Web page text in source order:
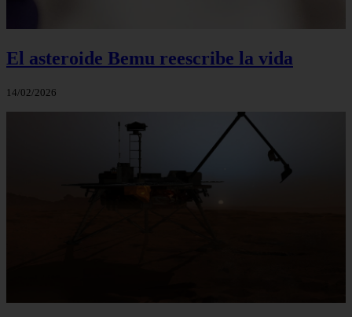
El asteroide Bemu reescribe la vida
14/02/2026